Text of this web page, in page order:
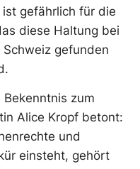
gefährlich für die
diese Haltung bei
gefunden
zum
Alice Kropf betont:
und
einsteht, gehört